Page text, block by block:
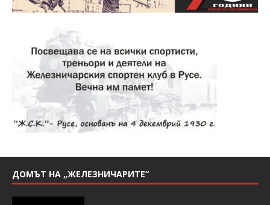
ДОМЪТ НА „ЖЕЛЕЗНИЧАРИТЕ“